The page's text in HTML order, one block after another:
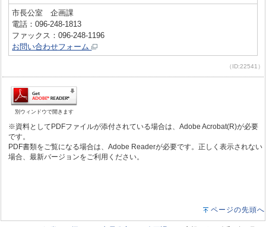
市長公室 企画課
電話：096-248-1813
ファックス：096-248-1196
お問い合わせフォーム
（ID:22541）
別ウィンドウで開きます
※資料としてPDFファイルが添付されている場合は、Adobe Acrobat(R)が必要
です。
PDF書類をご覧になる場合は、Adobe Readerが必要です。正しく表示されない
場合、最新バージョンをご利用ください。
ページの先頭へ